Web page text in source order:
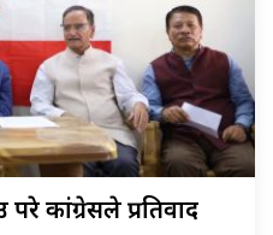
कांग्रेसले प्रतिवाद